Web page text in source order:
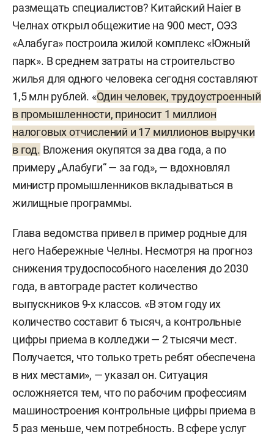
размещать специалистов? Китайский Haier в
Челнах открыл общежитие на 900 мест, ОЭЗ
«Алабуга» построила жилой комплекс «Южный
парк». В среднем затраты на строительство
жилья для одного человека сегодня составляют
1,5 млн рублей. «Один человек, трудоустроенный
в промышленности, приносит 1 миллион
налоговых отчислений и 17 миллионов выручки
в год. Вложения окупятся за два года, а по
примеру „Алабуги“ — за год», — вдохновлял
министр промышленников вкладываться в
жилищные программы.
Глава ведомства привел в пример родные для
него Набережные Челны. Несмотря на прогноз
снижения трудоспособного населения до 2030
года, в автограде растет количество
выпускников 9-х классов. «В этом году их
количество составит 6 тысяч, а контрольные
цифры приема в колледжи — 2 тысячи мест.
Получается, что только треть ребят обеспечена
в них местами», — указал он. Ситуация
осложняется тем, что по рабочим профессиям
машиностроения контрольные цифры приема в
5 раз меньше, чем потребность. В сфере услуг